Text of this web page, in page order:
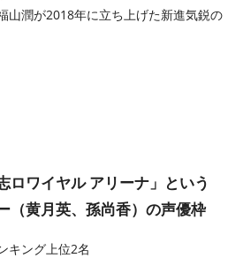
山潤が2018年に立ち上げた新進気鋭の
ワイヤル アリーナ」という
（黄月英、孫尚香）の声優枠
キング上位2名